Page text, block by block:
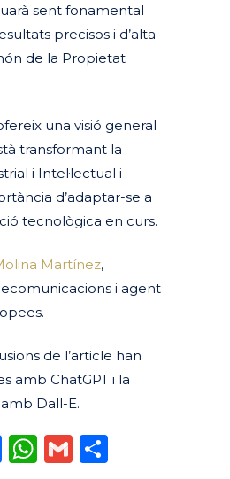
sent fonamental
precisos i d’alta
de la Propietat
una visió general
transformant la
i Intel·lectual i
d’adaptar-se a
tecnològica en curs.
Martínez,
i agent
de l’article han
amb ChatGPT i la
Dall-E.
Facebook
WhatsApp
Gmail